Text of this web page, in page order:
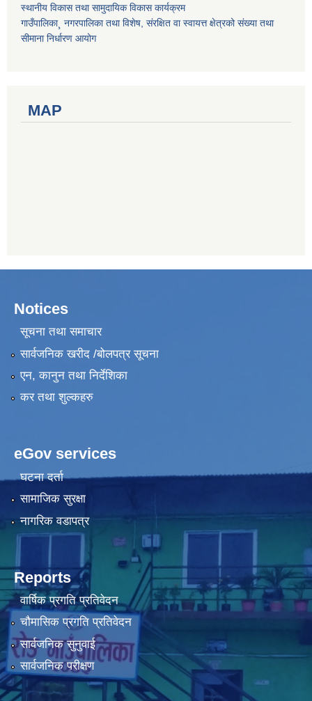
स्थानीय विकास तथा सामुदायिक विकास कार्यक्रम
गाउँपालिका¸ नगरपालिका तथा विशेष, संरक्षित वा स्वायत्त क्षेत्रको संख्या तथा
सीमाना निर्धारण आयोग
MAP
Notices
सूचना तथा समाचार
सार्वजनिक खरीद /बोलपत्र सूचना
एन, कानुन तथा निर्देशिका
कर तथा शुल्कहरु
eGov services
घटना दर्ता
सामाजिक सुरक्षा
नागरिक वडापत्र
Reports
वार्षिक प्रगति प्रतिवेदन
चौमासिक प्रगति प्रतिवेदन
सार्वजनिक सुनुवाई
सार्वजनिक परीक्षण